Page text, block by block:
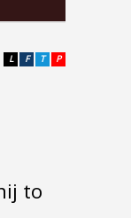
P
T
F
L
to